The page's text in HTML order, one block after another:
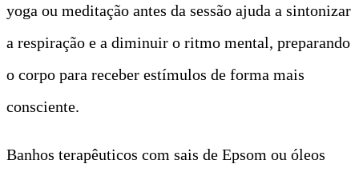
yoga ou meditação antes da sessão ajuda a sintonizar
a respiração e a diminuir o ritmo mental, preparando
o corpo para receber estímulos de forma mais
consciente.
Banhos terapêuticos com sais de Epsom ou óleos